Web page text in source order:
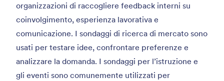
organizzazioni di raccogliere feedback interni su
coinvolgimento, esperienza lavorativa e
comunicazione. I sondaggi di ricerca di mercato sono
usati per testare idee, confrontare preferenze e
analizzare la domanda. I sondaggi per l’istruzione e
gli eventi sono comunemente utilizzati per